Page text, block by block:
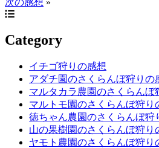
Category
イチゴ狩りの感想
アダチ園のさくらんぼ狩りの
マルタカラ農園のさくらんぼ
マルトモ園のさくらんぼ狩り
徳ちゃん農園のさくらんぼ狩
山の果樹園のさくらんぼ狩り
ヤモト農園のさくらんぼ狩り